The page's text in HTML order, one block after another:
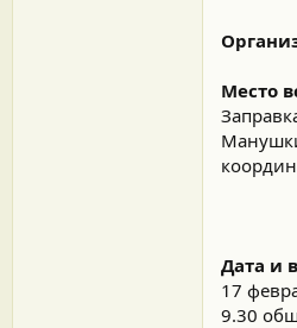
Место
Дата и
17
9.30